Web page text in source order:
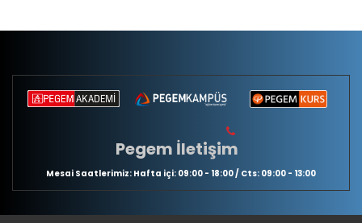
Pegem İletişim
Mesai Saatlerimiz: Hafta içi: 09:00 - 18:00 / Cts: 09:00 - 13:00